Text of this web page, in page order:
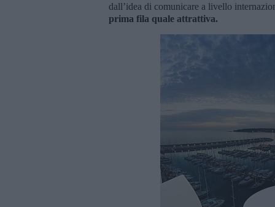
dall’idea di comunicare a livello
prima fila quale attrattiva.